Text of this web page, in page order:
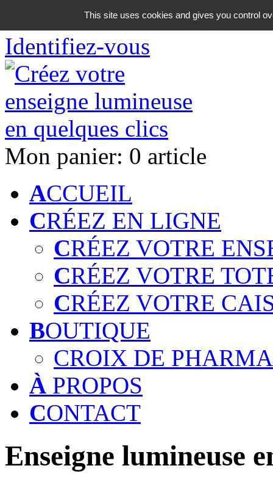
06 18 42 08 59
Identifiez-vous
Mon panier: 0 article
ACCUEIL
CRÉEZ EN LIGNE
CRÉEZ VOTRE
CRÉEZ VOTRE
CRÉEZ VOTRE
BOUTIQUE
CROIX DE
À PROPOS
CONTACT
Enseigne lumineuse
This site uses cookies and gives you control